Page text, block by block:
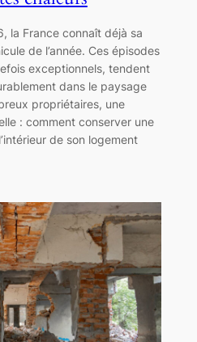
la France connaît déjà sa
de l’année. Ces épisodes
exceptionnels, tendent
dans le paysage
propriétaires, une
: comment conserver une
de son logement